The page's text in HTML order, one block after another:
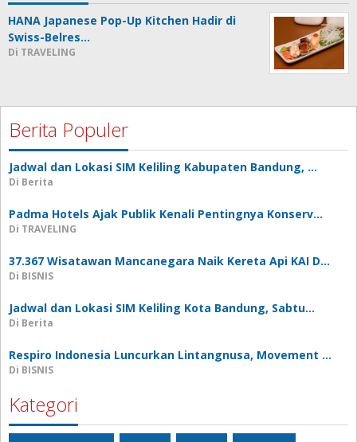
HANA Japanese Pop-Up Kitchen Hadir di
Swiss-Belres…
Di TRAVELING
Berita Populer
Jadwal dan Lokasi SIM Keliling Kabupaten Bandung, …
Di Berita
Padma Hotels Ajak Publik Kenali Pentingnya Konserv…
Di TRAVELING
37.367 Wisatawan Mancanegara Naik Kereta Api KAI D…
Di BISNIS
Jadwal dan Lokasi SIM Keliling Kota Bandung, Sabtu…
Di Berita
Respiro Indonesia Luncurkan Lintangnusa, Movement …
Di BISNIS
Kategori